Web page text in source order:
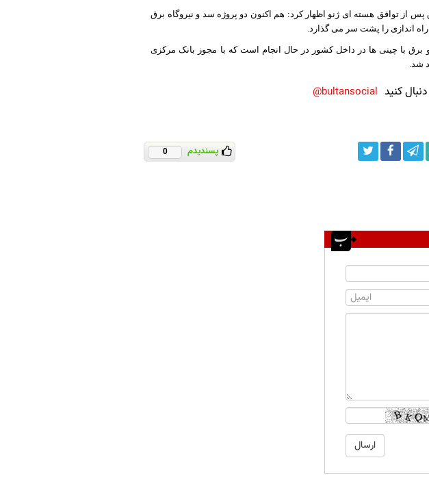
از توافق هسته ای ژنو اظهار کرد: هم اکنون دو پروژه سد و نیروگاه برق
اندازی را پشت سر می گذارد.
با چینی ها در داخل کشور در حال انجام است که با مجوز بانک مرکزی
شد.
کنید bultansocial@
پسندیدم 0